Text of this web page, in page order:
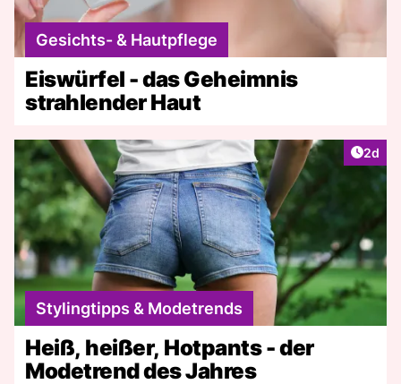
Gesichts- & Hautpflege
Eiswürfel - das Geheimnis
strahlender Haut
2d
Stylingtipps & Modetrends
Heiß, heißer, Hotpants - der
Modetrend des Jahres